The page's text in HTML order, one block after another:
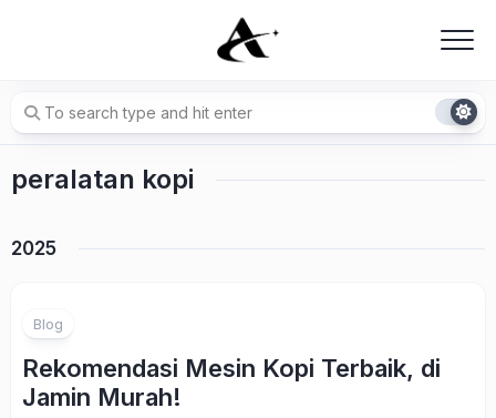
peralatan kopi
2025
Blog
Rekomendasi Mesin Kopi Terbaik, di
Jamin Murah!